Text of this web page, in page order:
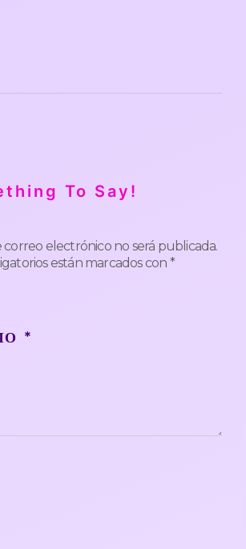
To Say!
electrónico no será publicada.
están marcados con *
*